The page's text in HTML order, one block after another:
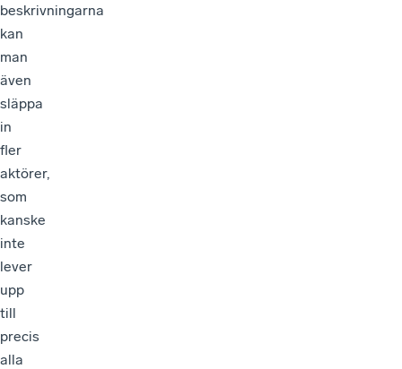
beskrivningarna
kan
man
även
släppa
in
fler
aktörer,
som
kanske
inte
lever
upp
till
precis
alla